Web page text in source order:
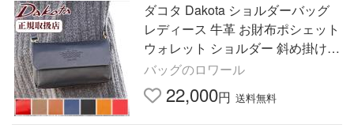
ダコタ Dakota ショルダーバッグ
レディース 牛革 お財布ポシェット
ウォレット ショルダー 斜め掛け
アミューズ 1032460
バッグのロワール
22,000円 送料無料